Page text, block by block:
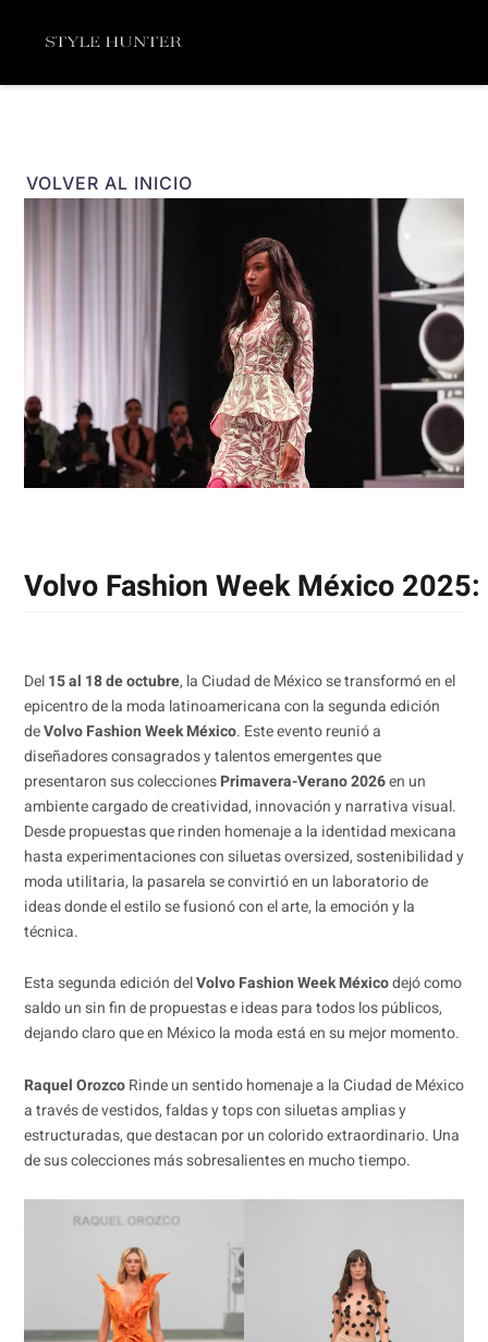
VOLVER AL INICIO
Volvo Fashion Week México
Del15 al 18 de octubre, la Ciudad de México se transformó en el
epicentro de la moda latinoamericana con la segunda edición
deVolvo Fashion Week México. Este evento reunió a
diseñadores consagrados y talentos emergentes que
presentaron sus coleccionesPrimavera-Verano 2026en un
ambiente cargado de creatividad, innovación y narrativa visual.
Desde propuestas que rinden homenaje a la identidad mexicana
hasta experimentaciones con siluetas oversized, sostenibilidad y
moda utilitaria, la pasarela se convirtió en un laboratorio de
ideas donde el estilo se fusionó con el arte, la emoción y la
técnica.
Esta segunda edición delVolvo Fashion Week Méxicodejó como
saldo un sin fin de propuestas e ideas para todos los públicos,
dejando claro que en México la moda está en su mejor momento.
Raquel OrozcoRinde un sentido homenaje a la Ciudad de México
a través de vestidos, faldas y tops con siluetas amplias y
estructuradas, que destacan por un colorido extraordinario. Una
de sus colecciones más sobresalientes en mucho tiempo.